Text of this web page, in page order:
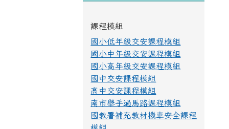
課程模組
國小低年級交安課程模組
國小中年級交安課程模組
國小高年級交安課程模組
國中交安課程模組
高中交安課程模組
南市舉手過馬路課程模組
國教署補充教材機車安全課程